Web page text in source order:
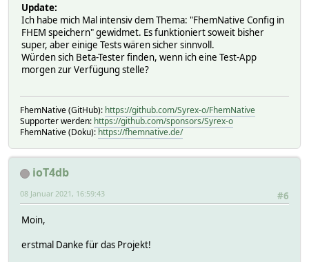
Update:
Ich habe mich Mal intensiv dem Thema: "FhemNative Config in
FHEM speichern" gewidmet. Es funktioniert soweit bisher
super, aber einige Tests wären sicher sinnvoll.
Würden sich Beta-Tester finden, wenn ich eine Test-App
morgen zur Verfügung stelle?
FhemNative (GitHub): https://github.com/Syrex-o/FhemNative
Supporter werden: https://github.com/sponsors/Syrex-o
FhemNative (Doku): https://fhemnative.de/
ioT4db
#6
08 Januar 2021, 16:59:43
Moin,
erstmal Danke für das Projekt!